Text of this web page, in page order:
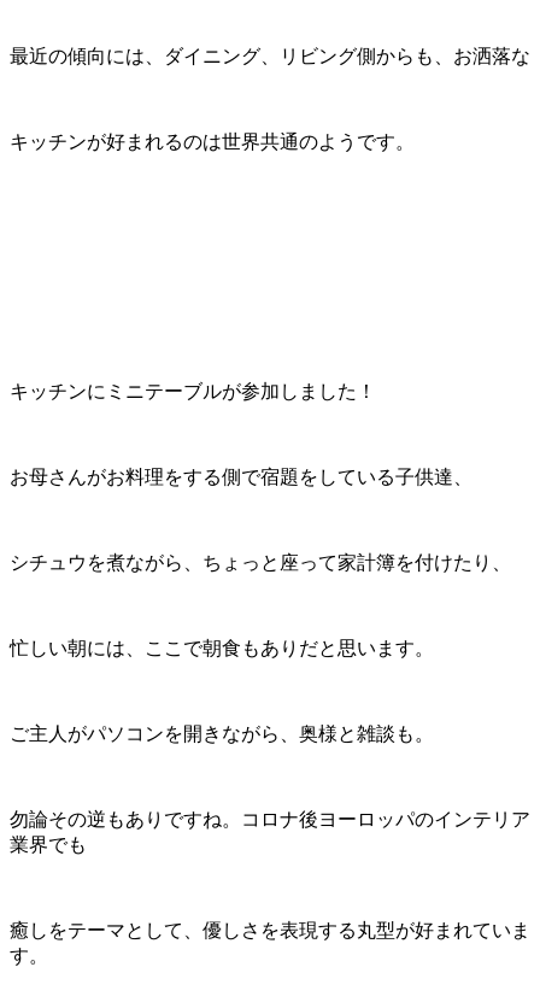
最近の傾向には、ダイニング、リビング側からも、お洒落な
キッチンが好まれるのは世界共通のようです。
キッチンにミニテーブルが参加しました！
お母さんがお料理をする側で宿題をしている子供達、
シチュウを煮ながら、ちょっと座って家計簿を付けたり、
忙しい朝には、ここで朝食もありだと思います。
ご主人がパソコンを開きながら、奥様と雑談も。
勿論その逆もありですね。コロナ後ヨーロッパのインテリア
業界でも
癒しをテーマとして、優しさを表現する丸型が好まれていま
す。